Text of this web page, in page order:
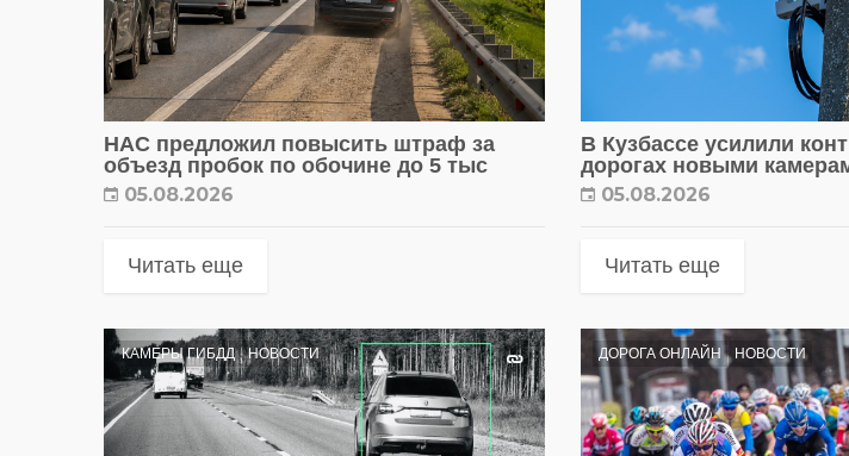
НАС предложил повысить штраф за
объезд пробок по обочине до 5 тыс
05.08.2026
Читать еще
В Кузбассе усилили
дорогах новыми
05.08.2026
Читать еще
КАМЕРЫ ГИБДД НОВОСТИ ДОРОГА ОНЛАЙН НОВОСТИ